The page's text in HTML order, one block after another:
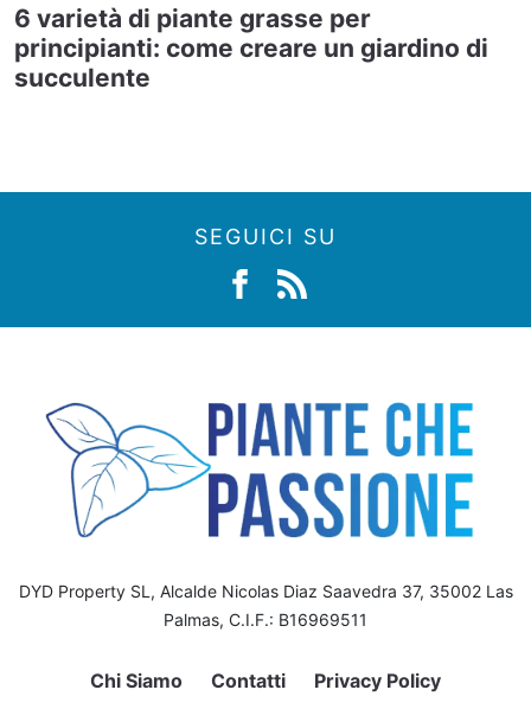
6 varietà di piante grasse per
principianti: come creare un giardino di
succulente
SEGUICI SU
DYD Property SL, Alcalde Nicolas Diaz Saavedra 37, 35002 Las
Palmas, C.I.F.: B16969511
Chi Siamo Contatti Privacy Policy